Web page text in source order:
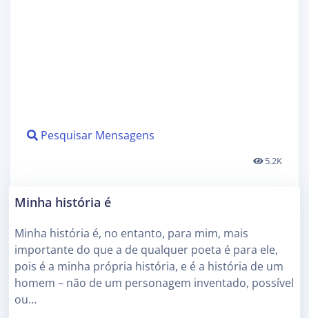
Pesquisar Mensagens
5.2K
Minha história é
Minha história é, no entanto, para mim, mais
importante do que a de qualquer poeta é para ele,
pois é a minha própria história, e é a história de um
homem – não de um personagem inventado, possível
ou…